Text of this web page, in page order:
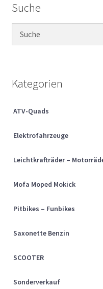
Kontakt
Sachs Ersatzteile
Über uns
Suche
Kategorien
ATV-Quads
Elektrofahrzeuge
Leichtkrafträder –
Mofa Moped Mokick
Pitbikes – Funbikes
Saxonette Benzin
SCOOTER
Sonderverkauf